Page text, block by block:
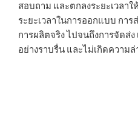
สอบถาม และตกลงระยะเวลา
ระยะเวลาในการออกแบบ กา
การผลิตจริง ไปจนถึงการจัดส่
อย่างราบรื่น และไม่เกิดความล่